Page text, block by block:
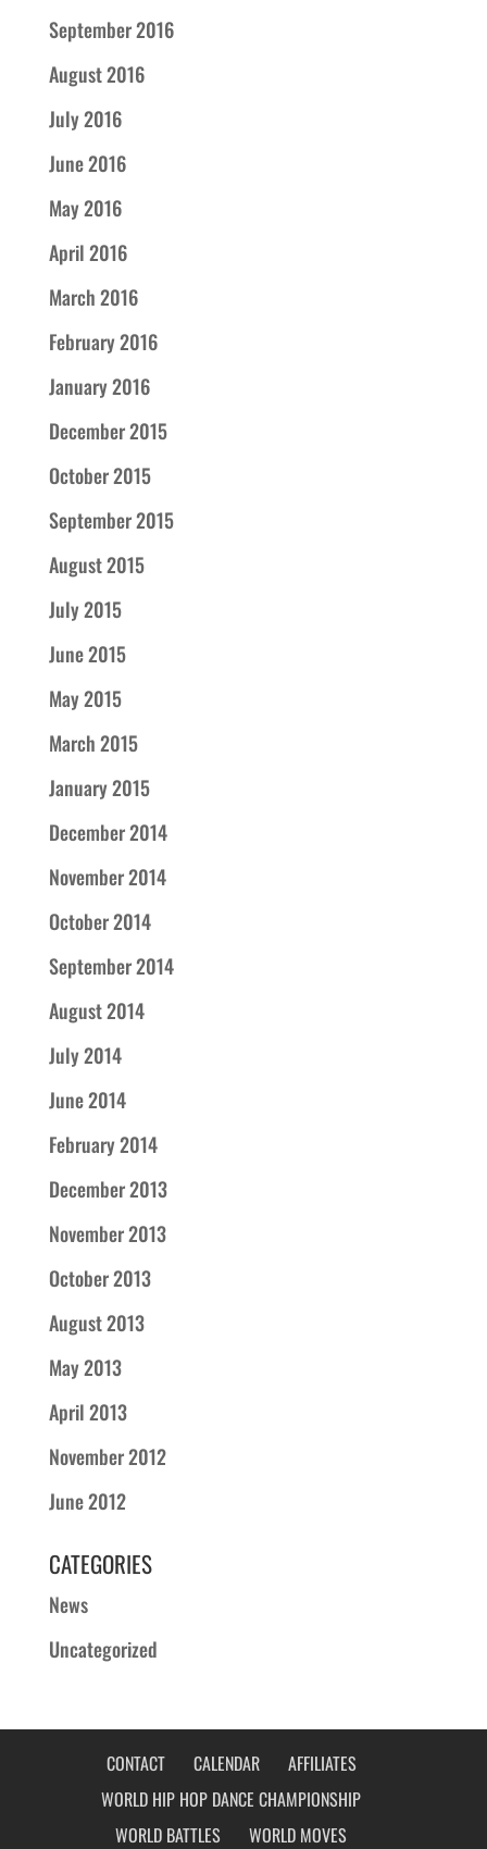
September 2016
August 2016
July 2016
June 2016
May 2016
April 2016
March 2016
February 2016
January 2016
December 2015
October 2015
September 2015
August 2015
July 2015
June 2015
May 2015
March 2015
January 2015
December 2014
November 2014
October 2014
September 2014
August 2014
July 2014
June 2014
February 2014
December 2013
November 2013
October 2013
August 2013
May 2013
April 2013
November 2012
June 2012
CATEGORIES
News
Uncategorized
CONTACT CALENDAR
AFFILIATES
WORLD HIP HOP DANCE CHAMPIONSHIP
WORLD BATTLES
WORLD MOVES